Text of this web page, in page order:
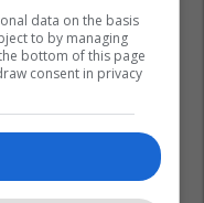
data on the basis
to by managing
bottom of this page
consent in privacy